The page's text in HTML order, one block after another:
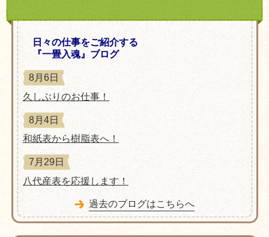
日々の仕事をご紹介する
『一畳入魂』ブログ
8月6日
久しぶりのお仕事！
8月4日
和紙表から樹脂表へ！
7月29日
八代産表を応援します！
過去のブログはこちらへ